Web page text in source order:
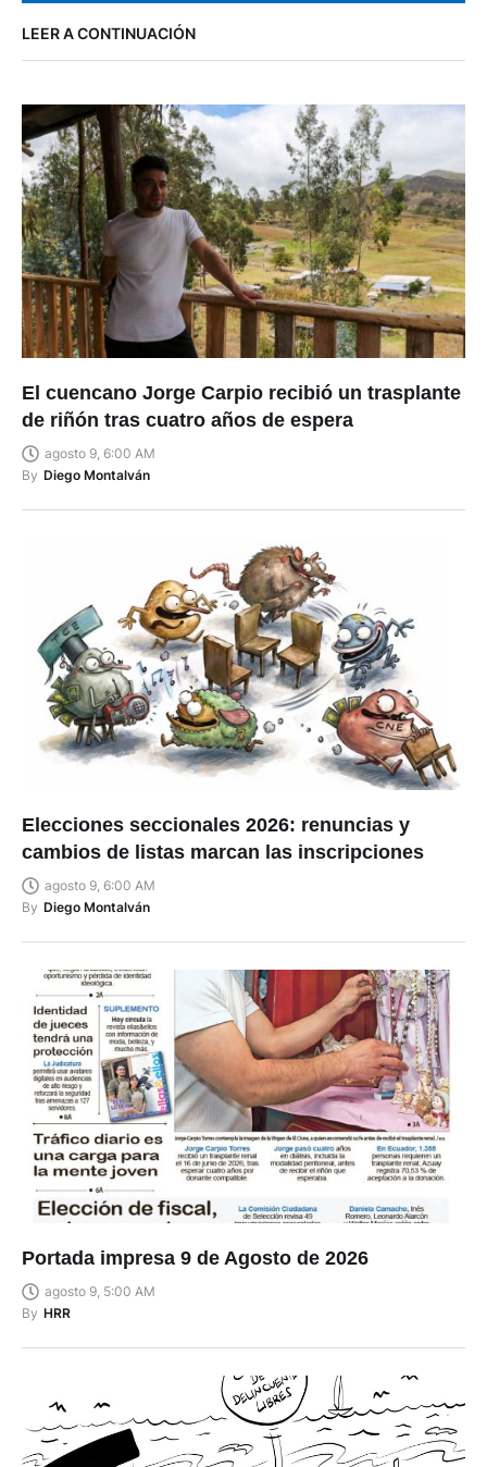
LEER A CONTINUACIÓN
El cuencano Jorge Carpio recibió un trasplante
de riñón tras cuatro años de espera
agosto 9, 6:00 AM
By Diego Montalván
Elecciones seccionales 2026: renuncias y
cambios de listas marcan las inscripciones
agosto 9, 6:00 AM
By Diego Montalván
Portada impresa 9 de Agosto de 2026
agosto 9, 5:00 AM
By HRR